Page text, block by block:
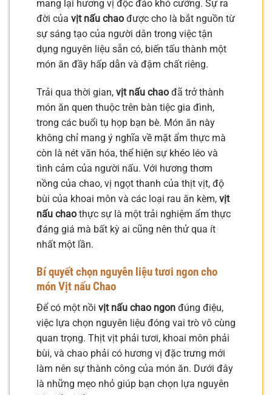
mang lại hương vị độc đáo khó cưỡng. Sự ra
đời của vịt nấu chao được cho là bắt nguồn từ
sự sáng tạo của người dân trong việc tận
dụng nguyên liệu sẵn có, biến tấu thành một
món ăn đầy hấp dẫn và đậm chất riêng.
Trải qua thời gian, vịt nấu chao đã trở thành
món ăn quen thuộc trên bàn tiệc gia đình,
trong các buổi tụ họp bạn bè. Món ăn này
không chỉ mang ý nghĩa về mặt ẩm thực mà
còn là nét văn hóa, thể hiện sự khéo léo và
tình cảm của người nấu. Với hương thơm
nồng của chao, vị ngọt thanh của thịt vịt, độ
bùi của khoai môn và các loại rau ăn kèm, vịt
nấu chao thực sự là một trải nghiệm ẩm thực
đáng giá mà bất kỳ ai cũng nên thử qua ít
nhất một lần.
Bí quyết chọn nguyên liệu tươi ngon cho
mónVịt nấu Chao
Để có một nồi vịt nấu chao ngon đúng điệu,
việc lựa chọn nguyên liệu đóng vai trò vô cùng
quan trọng. Thịt vịt phải tươi, khoai môn phải
bùi, và chao phải có hương vị đặc trưng mới
làm nên sự thành công của món ăn. Dưới đây
là những mẹo nhỏ giúp bạn chọn lựa nguyên